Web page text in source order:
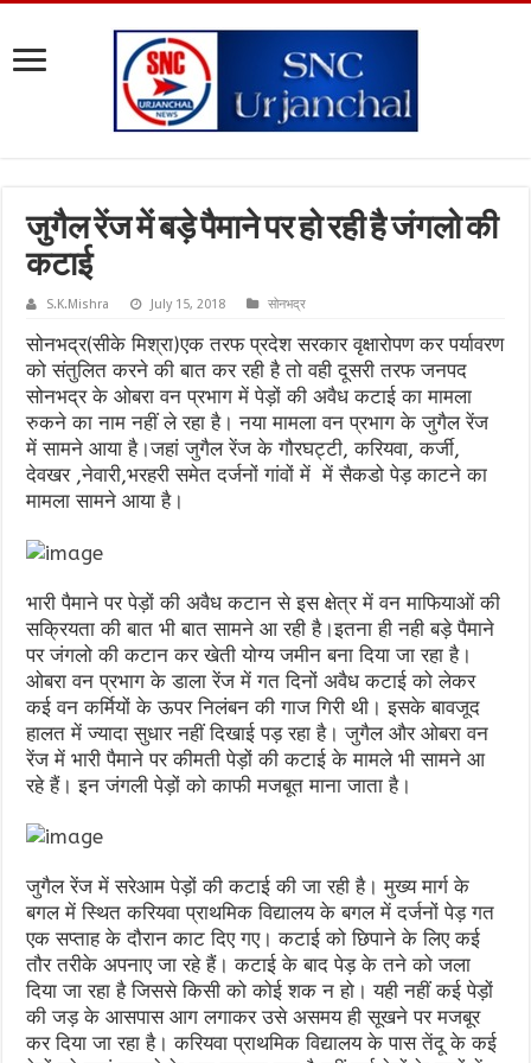
जुगैल रेंज में बड़े पैमाने पर हो रही है जंगलो की
कटाई
S.K.Mishra July 15, 2018 सोनभद्र
सोनभद्र(सीके मिश्रा)एक तरफ प्रदेश सरकार वृक्षारोपण कर पर्यावरण
को संतुलित करने की बात कर रही है तो वही दूसरी तरफ जनपद
सोनभद्र के ओबरा वन प्रभाग में पेड़ों की अवैध कटाई का मामला
रुकने का नाम नहीं ले रहा है। नया मामला वन प्रभाग के जुगैल रेंज
में सामने आया है।जहां जुगैल रेंज के गौरघट्टी, करियवा, कर्जी,
देवखर ,नेवारी,भरहरी समेत दर्जनों गांवों में में सैकडो पेड़ काटने का
मामला सामने आया है।
भारी पैमाने पर पेड़ों की अवैध कटान से इस क्षेत्र में वन माफियाओं की
सक्रियता की बात भी बात सामने आ रही है।इतना ही नही बड़े पैमाने
पर जंगलो की कटान कर खेती योग्य जमीन बना दिया जा रहा है।
ओबरा वन प्रभाग के डाला रेंज में गत दिनों अवैध कटाई को लेकर
कई वन कर्मियों के ऊपर निलंबन की गाज गिरी थी। इसके बावजूद
हालत में ज्यादा सुधार नहीं दिखाई पड़ रहा है। जुगैल और ओबरा वन
रेंज में भारी पैमाने पर कीमती पेड़ों की कटाई के मामले भी सामने आ
रहे हैं। इन जंगली पेड़ों को काफी मजबूत माना जाता है।
जुगैल रेंज में सरेआम पेड़ों की कटाई की जा रही है। मुख्य मार्ग के
बगल में स्थित करियवा प्राथमिक विद्यालय के बगल में दर्जनों पेड़ गत
एक सप्ताह के दौरान काट दिए गए। कटाई को छिपाने के लिए कई
तौर तरीके अपनाए जा रहे हैं। कटाई के बाद पेड़ के तने को जला
दिया जा रहा है जिससे किसी को कोई शक न हो। यही नहीं कई पेड़ों
की जड़ के आसपास आग लगाकर उसे असमय ही सूखने पर मजबूर
कर दिया जा रहा है। करियवा प्राथमिक विद्यालय के पास तेंदू के कई